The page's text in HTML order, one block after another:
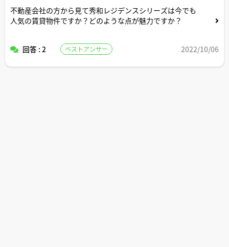
不動産会社の方から見て秀和レジデンスシリーズは今でも
人気の賃貸物件ですか？どのような点が魅力ですか？
回答 : 2 ベストアンサー 2022/10/06